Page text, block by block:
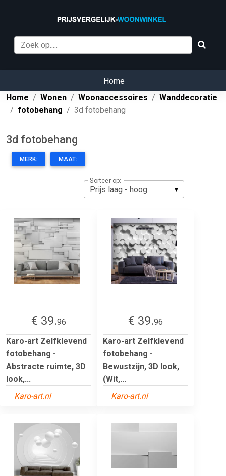
Home
Home
Wonen Woonaccessoires
Wanddecoratie
fotobehang
3d fotobehang
3d fotobehang
MERK: MAAT:
Sorteer op:
€ 39.96
Karo-art Zelfklevend
fotobehang -
Abstracte ruimte, 3D
look,...
Karo-art.nl
€ 39.96
Karo-art Zelfklevend
fotobehang -
Bewustzijn, 3D look,
(Wit,...
Karo-art.nl